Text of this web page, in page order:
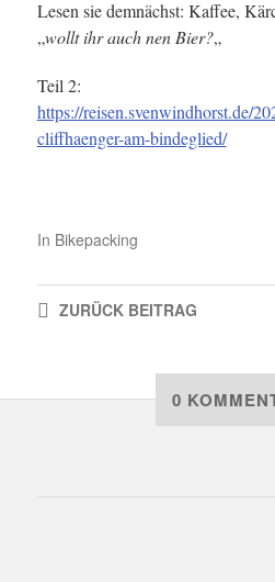
Lesen sie demnächst: Kaffee,
„wollt ihr auch nen Bier?„
Teil 2:
https://reisen.svenwindhorst.de/
cliffhaenger-am-bindeglied/
In Bikepacking
ZURÜCKBEITRAG
0